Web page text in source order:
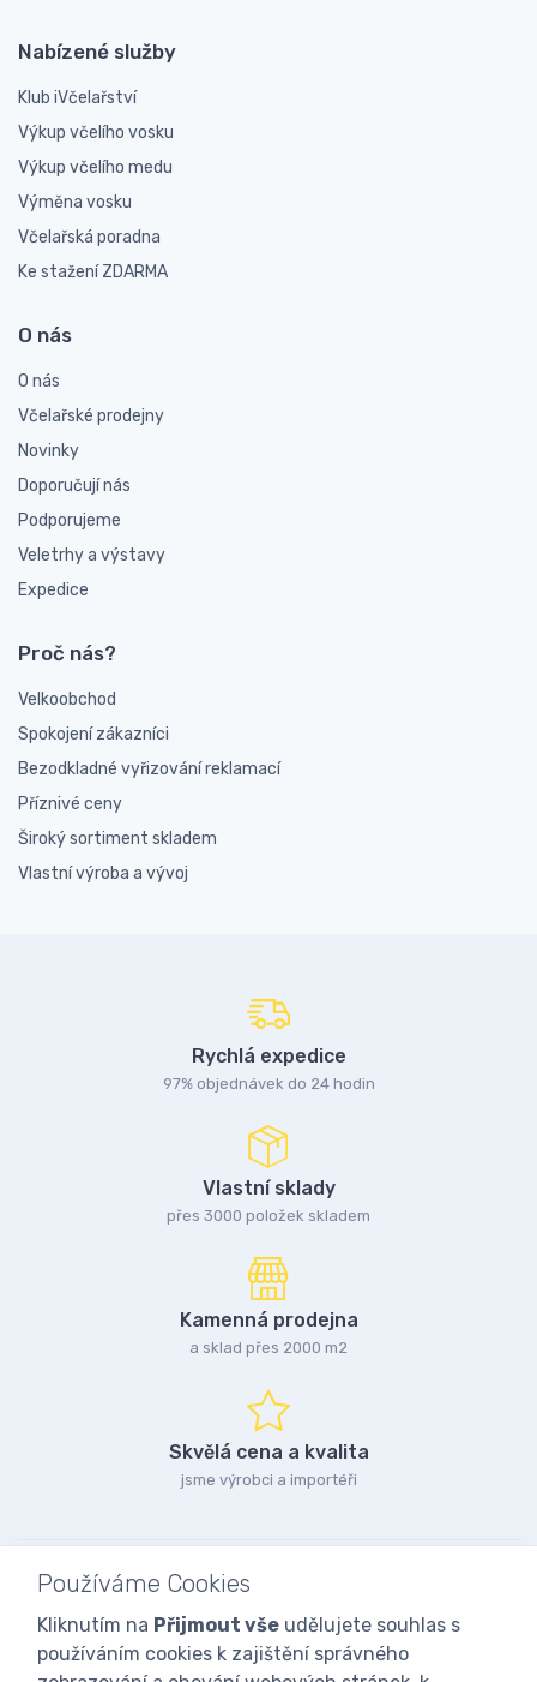
Nabízené služby
Klub iVčelařství
Výkup včelího vosku
Výkup včelího medu
Výměna vosku
Včelařská poradna
Ke stažení ZDARMA
O nás
O nás
Včelařské prodejny
Novinky
Doporučují nás
Podporujeme
Veletrhy a výstavy
Expedice
Proč nás?
Velkoobchod
Spokojení zákazníci
Bezodkladné vyřizování reklamací
Příznivé ceny
Široký sortiment skladem
Vlastní výroba a vývoj
Rychlá expedice
97% objednávek do 24 hodin
Vlastní sklady
přes 3000 položek skladem
Kamenná prodejna
a sklad přes 2000 m2
Skvělá cena a kvalita
jsme výrobci a importéři
Používáme Cookies
Kliknutím na Přijmout vše udělujete souhlas s
používáním cookies k zajištění správného